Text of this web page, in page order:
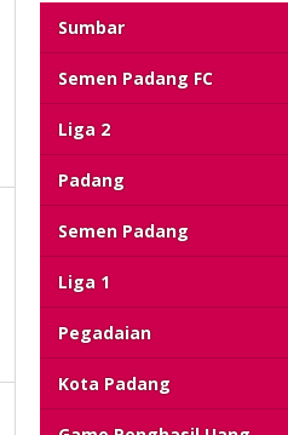
Sumbar
Semen Padang FC
Liga 2
Padang
Semen Padang
Liga 1
Pegadaian
Kota Padang